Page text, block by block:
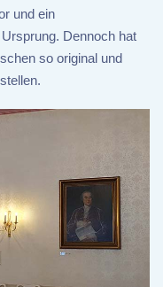
und ein
Dennoch hat
so original und